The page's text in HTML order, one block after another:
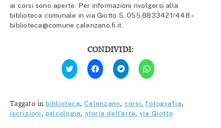
ai corsi sono aperte. Per informazioni rivolgersi alla
biblioteca comunale in via Giotto 5, 055.8833421/448 –
biblioteca@comune.calenzano.fi.it.
CONDIVIDI:
Fai
clic
qui
Twitter
(Si
apre
in
Fai
clic
per
condividere
(Si
apre
in
una
Fai
clic
per
condividere
(Si
apre
in
una
Fai
clic
per
(Si
apre
in
una
Taggato in biblioteca, Calenzano, corsi, fotografia,
iscrizioni, psicologia, storia dell'arte, via Giotto